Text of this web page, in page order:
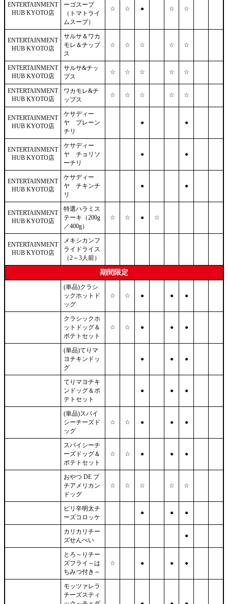
ENTERTAINMENT
HUB KYOTO店
ーゴスープ
（トマトライ
ムスープ）
☆ ☆ ● ☆ ☆
ENTERTAINMENT
HUB KYOTO店
サルサ＆ワカ
モレ＆チップ
ス
☆ ☆ ☆ ☆ ☆
ENTERTAINMENT
HUB KYOTO店
サルサ&チッ
プス
☆ ☆ ☆ ☆ ☆
ENTERTAINMENT
HUB KYOTO店
ワカモレ&チ
ップス
☆ ☆ ☆ ☆ ☆
ENTERTAINMENT
HUB KYOTO店
ケサディー
ヤ プレーン
チリ
● ●
ENTERTAINMENT
HUB KYOTO店
ケサディー
ヤ チョリソ
ーチリ
● ●
ENTERTAINMENT
HUB KYOTO店
ケサディー
ヤ チキンチ
リ
● ●
ENTERTAINMENT
HUB KYOTO店
特選ハラミス
テーキ（200g
／400g）
☆ ☆ ● ☆
ENTERTAINMENT
HUB KYOTO店
メキシカンフ
ライドライス
（2～3人前）
期間限定
(単品)クラシ
ックホットド
ッグ
☆ ☆ ● ● ●
クラシックホ
ットドッグ＆
ポテトセット
☆ ☆ ● ● ●
(単品)てりマ
ヨチキンドッ
グ
● ● ●
てりマヨチキ
ンドッグ＆ポ
テトセット
● ● ●
(単品)スパイ
シーチーズド
ッグ
☆ ☆ ● ● ●
スパイシーチ
ーズドッグ＆
ポテトセット
☆ ☆ ● ● ●
おやつ DE プ
チアメリカン
ドッグ
☆ ☆ ☆ ☆ ☆
ピリ辛明太チ
ーズコロッケ
● ● ●
カリカリチー
ズせんべい
●
とろ～りチー
ズフライ～は
ちみつ付き～
☆ ● ● ●
モッツァレラ
チーズスティ